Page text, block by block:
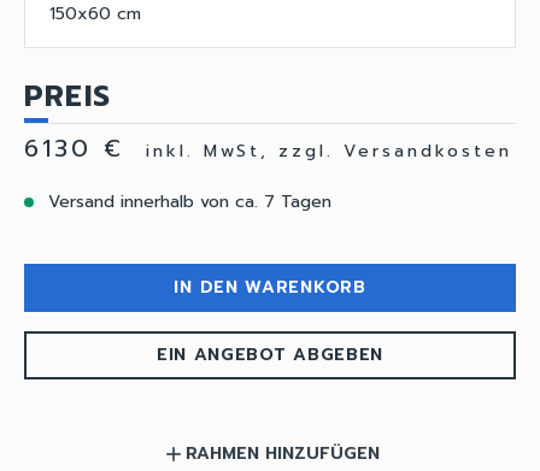
150x60 cm
PREIS
6130 €
inkl. MwSt, zzgl. Versandkosten
Versand innerhalb von ca. 7 Tagen
IN DEN WARENKORB
EIN ANGEBOT ABGEBEN
add RAHMEN HINZUFÜGEN